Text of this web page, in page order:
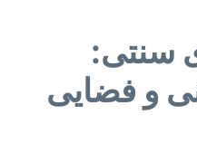
سنتی:
و فضایی